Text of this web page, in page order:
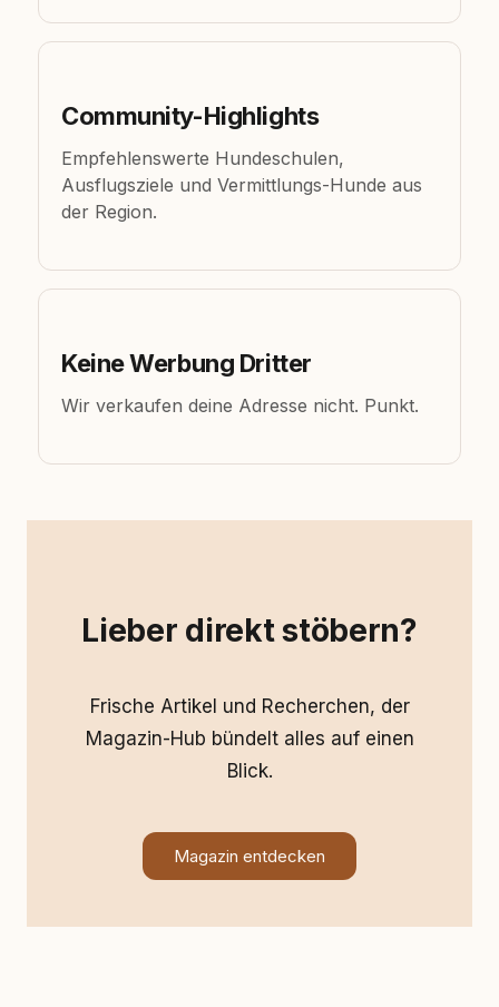
Community-Highlights
Empfehlenswerte Hundeschulen,
Ausflugsziele und Vermittlungs-Hunde aus
der Region.
Keine Werbung Dritter
Wir verkaufen deine Adresse nicht. Punkt.
Lieber direkt stöbern?
Frische Artikel und Recherchen, der
Magazin-Hub bündelt alles auf einen
Blick.
Magazin entdecken